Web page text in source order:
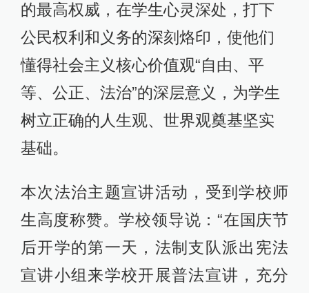
的最高权威，在学生心灵深处，打下
公民权利和义务的深刻烙印，使他们
懂得社会主义核心价值观“自由、平
等、公正、法治”的深层意义，为学生
树立正确的人生观、世界观奠基坚实
基础。
本次法治主题宣讲活动，受到学校师
生高度称赞。学校领导说：“在国庆节
后开学的第一天，法制支队派出宪法
宣讲小组来学校开展普法宣讲，充分